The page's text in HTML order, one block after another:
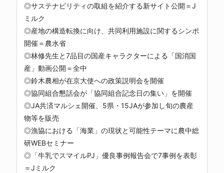
◎サステナビリティの取組を紹介する新サイト公開＝J
ミルク
◎産地の構造転換に向け、共同利用施設に関するシンポ
開催＝農水省
◎林修先生と7品目の国産キャラクターによる「国消国
産」動画公開＝全中
◎鈴木農相が在京大使への政策説明会を開催
◎協同組合懇話会が「協同組合記念日の集い」を開催
◎JA共済マルシェ開催、5県・15JAが参加し旬の農産
物等を販売
◎漁協における「海業」の現状と可能性テーマに農中総
研WEBセミナー
◎「牛乳でスマイルPJ」優良事例報告会で7事例を表彰
＝Jミルク